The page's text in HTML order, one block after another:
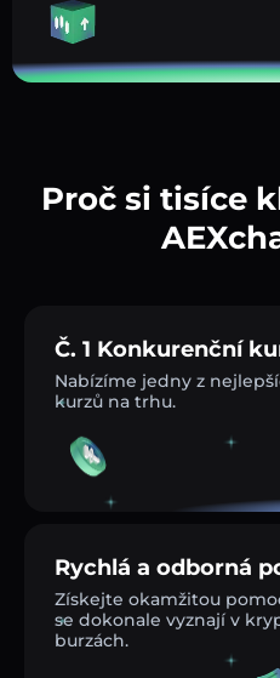
Proč si tisíce
Č. 1 Konkurenční
Nabízíme jedny z
kurzů na trhu.
Rychlá a odborná
Získejte okamžitou
se dokonale vyznají v
burzách.